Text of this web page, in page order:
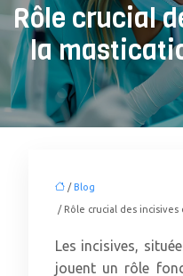
Rôle crucial
la
/Blog
/ Rôle crucial des
Les incisives,
jouent un rôle